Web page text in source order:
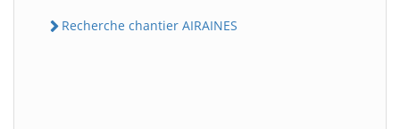
Recherche chantier AIRAINES